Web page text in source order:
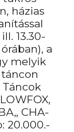
házias
13.30-
a
melyik
CHA-
20.000.-